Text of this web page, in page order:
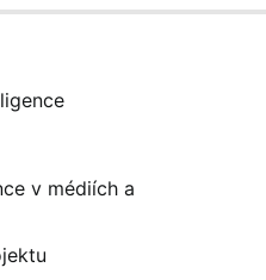
v médiích a